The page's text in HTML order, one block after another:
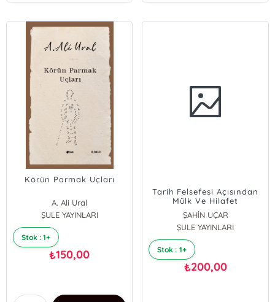
Körün Parmak Uçları
A. Ali Ural
ŞULE YAYINLARI
Stok : 1+
₺150,00
Tarih Felsefesi Açısından
Mülk Ve Hilafet
ŞAHİN UÇAR
ŞULE YAYINLARI
Stok : 1+
₺200,00